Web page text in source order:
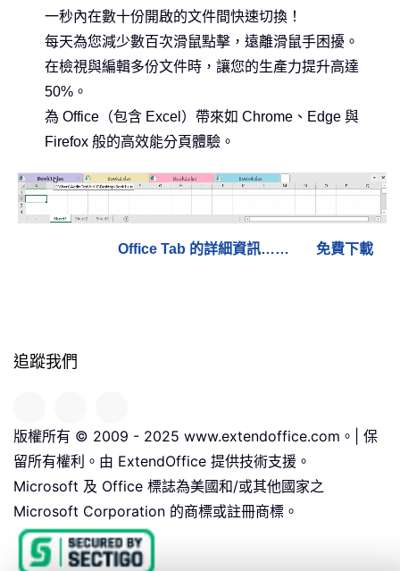
一秒內在數十份開啟的文件間快速切換！
每天為您減少數百次滑鼠點擊，遠離滑鼠手困擾。
在檢視與編輯多份文件時，讓您的生產力提升高達
50%。
為 Office（包含 Excel）帶來如 Chrome、Edge 與
Firefox 般的高效能分頁體驗。
Office Tab 的詳細資訊…… 免費下載
追蹤我們
版權所有 © 2009 - 2025 www.extendoffice.com。| 保
留所有權利。由 ExtendOffice 提供技術支援。
Microsoft 及 Office 標誌為美國和/或其他國家之
Microsoft Corporation 的商標或註冊商標。